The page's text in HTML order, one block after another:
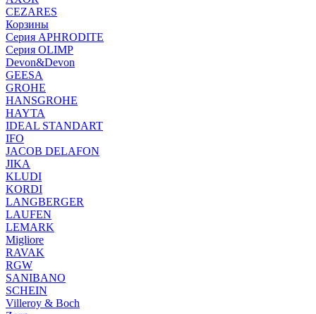
CEZARES
Корзины
Серия APHRODITE
Серия OLIMP
Devon&Devon
GEESA
GROHE
HANSGROHE
HAYTA
IDEAL STANDART
IFO
JACOB DELAFON
JIKA
KLUDI
KORDI
LANGBERGER
LAUFEN
LEMARK
Migliore
RAVAK
RGW
SANIBANO
SCHEIN
Villeroy & Boch